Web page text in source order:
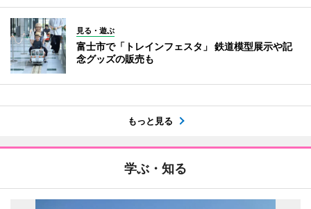
見る・遊ぶ
富士市で「トレインフェスタ」 鉄道模型展示や記
念グッズの販売も
もっと見る
学ぶ・知る